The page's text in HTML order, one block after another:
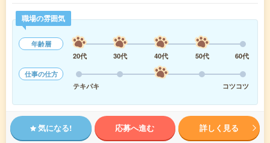
職場の雰囲気
年齢層
20代
30代 40代 50代
60代
仕事の仕方
テキパキ
コツコツ
気になる! 応募へ進む 詳しく見る